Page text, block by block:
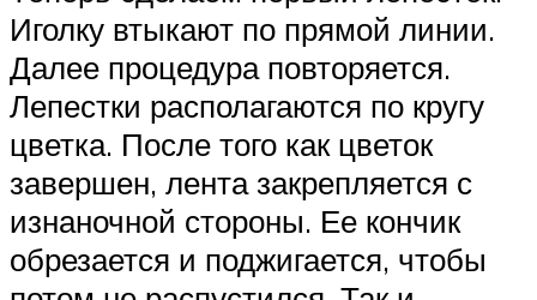
Иголку втыкают по прямой линии.
Далее процедура повторяется.
Лепестки располагаются по кругу
цветка. После того как цветок
завершен, лента закрепляется с
изнаночной стороны. Ее кончик
обрезается и поджигается, чтобы